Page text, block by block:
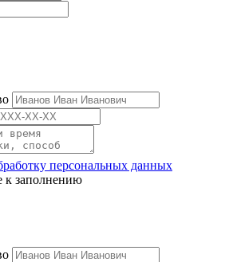
персональных данных
к заполнению